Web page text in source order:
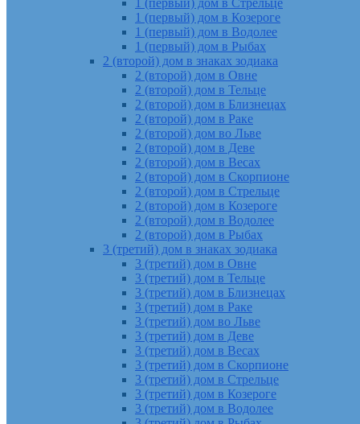
1 (первый) дом в Стрельце
1 (первый) дом в Козероге
1 (первый) дом в Водолее
1 (первый) дом в Рыбах
2 (второй) дом в знаках зодиака
2 (второй) дом в Овне
2 (второй) дом в Тельце
2 (второй) дом в Близнецах
2 (второй) дом в Раке
2 (второй) дом во Льве
2 (второй) дом в Деве
2 (второй) дом в Весах
2 (второй) дом в Скорпионе
2 (второй) дом в Стрельце
2 (второй) дом в Козероге
2 (второй) дом в Водолее
2 (второй) дом в Рыбах
3 (третий) дом в знаках зодиака
3 (третий) дом в Овне
3 (третий) дом в Тельце
3 (третий) дом в Близнецах
3 (третий) дом в Раке
3 (третий) дом во Льве
3 (третий) дом в Деве
3 (третий) дом в Весах
3 (третий) дом в Скорпионе
3 (третий) дом в Стрельце
3 (третий) дом в Козероге
3 (третий) дом в Водолее